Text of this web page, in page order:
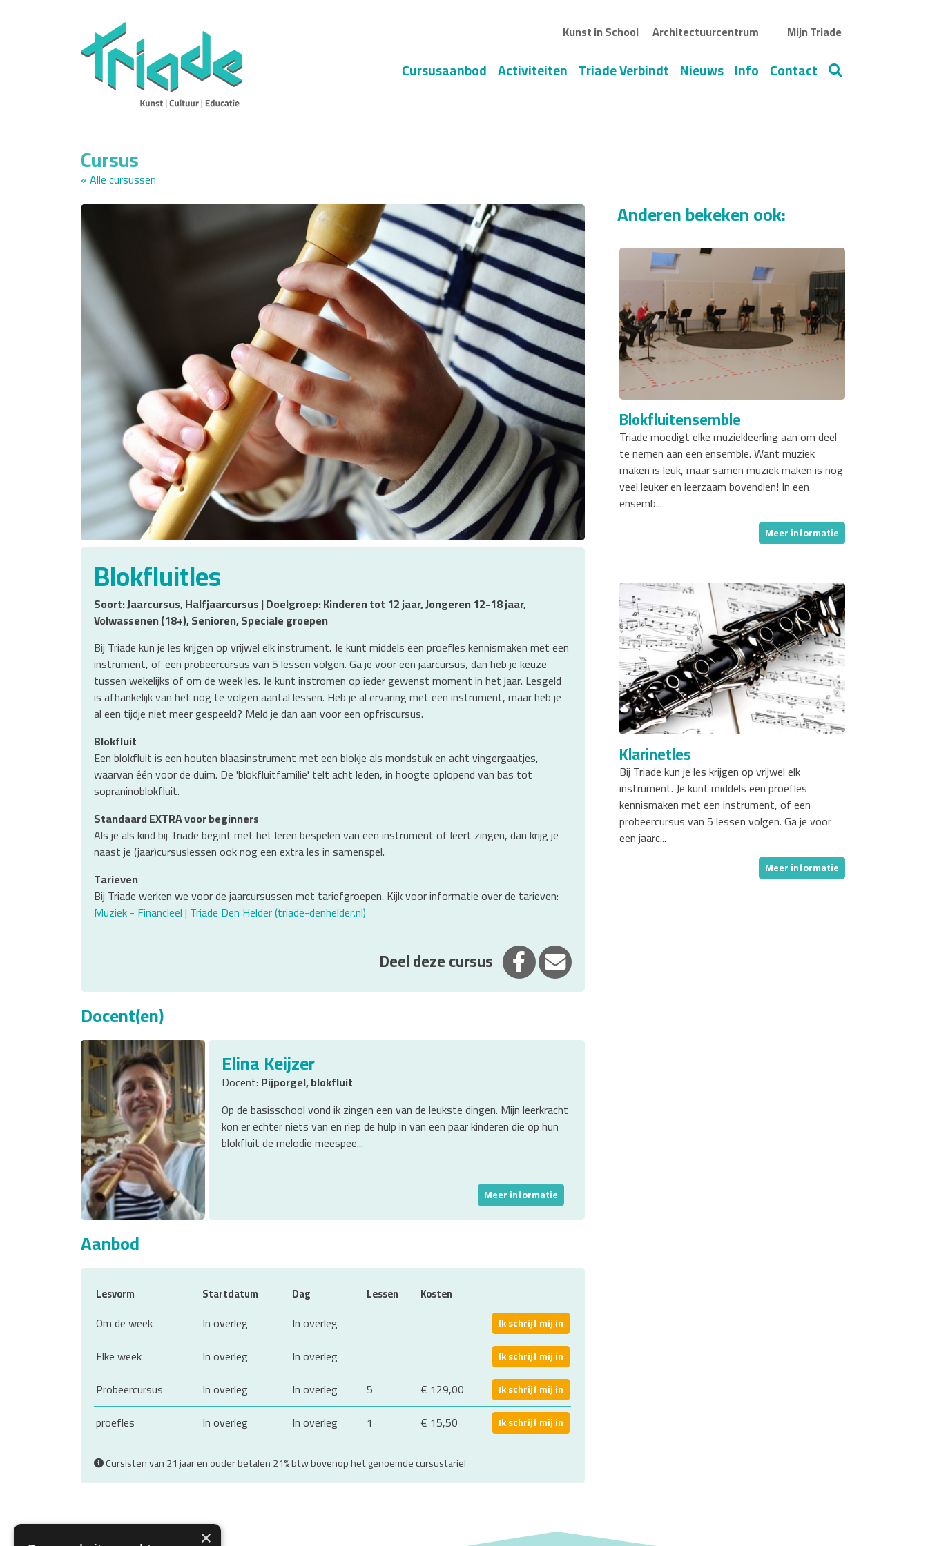
Cursusaanbod Activiteiten Triade Verbindt Nieuws Info Contact Zoeken
Kunst in School Architectuurcentrum | Mijn Triade
Cursus
« Alle cursussen
Blokfluitles
Soort: Jaarcursus, Halfjaarcursus | Doelgroep: Kinderen tot 12 jaar, Jongeren 12-18 jaar,
Volwassenen (18+), Senioren, Speciale groepen
Bij Triade kun je les krijgen op vrijwel elk instrument. Je kunt middels een proefles kennismaken met een
instrument, of een probeercursus van 5 lessen volgen. Ga je voor een jaarcursus, dan heb je keuze
tussen wekelijks of om de week les. Je kunt instromen op ieder gewenst moment in het jaar. Lesgeld
is afhankelijk van het nog te volgen aantal lessen. Heb je al ervaring met een instrument, maar heb je
al een tijdje niet meer gespeeld? Meld je dan aan voor een opfriscursus.
Blokfluit
Een blokfluit is een houten blaasinstrument met een blokje als mondstuk en acht vingergaatjes,
waarvan één voor de duim. De 'blokfluitfamilie' telt acht leden, in hoogte oplopend van bas tot
sopraninoblokfluit.
Standaard EXTRA voor beginners
Als je als kind bij Triade begint met het leren bespelen van een instrument of leert zingen, dan krijg je
naast je (jaar)cursuslessen ook nog een extra les in samenspel.
Tarieven
Bij Triade werken we voor de jaarcursussen met tariefgroepen. Kijk voor informatie over de tarieven:
Muziek - Financieel | Triade Den Helder (triade-denhelder.nl)
Deel deze cursus Deel op Facebook
Deel via E-mail
Docent(en)
Elina Keijzer
Docent: Pijporgel, blokfluit
Op de basisschool vond ik zingen een van de leukste dingen. Mijn leerkracht
kon er echter niets van en riep de hulp in van een paar kinderen die op hun
blokfluit de melodie meespee...
Meer informatie
Aanbod
Lesvorm Startdatum Dag Lessen Kosten
Om de week In overleg In overleg Ik schrijf mij in
Elke week In overleg In overleg Ik schrijf mij in
Probeercursus In overleg In overleg 5 € 129,00 Ik schrijf mij in
proefles In overleg In overleg 1 € 15,50 Ik schrijf mij in
Cursisten van 21 jaar en ouder betalen 21% btw bovenop het genoemde cursustarief
Anderen bekeken ook:
Blokfluitensemble
Triade moedigt elke muziekleerling aan om deel
te nemen aan een ensemble. Want muziek
maken is leuk, maar samen muziek maken is nog
veel leuker en leerzaam bovendien! In een
ensemb...
Meer informatie
Klarinetles
Bij Triade kun je les krijgen op vrijwel elk
instrument. Je kunt middels een proefles
kennismaken met een instrument, of een
probeercursus van 5 lessen volgen. Ga je voor
een jaarc...
Meer informatie
×